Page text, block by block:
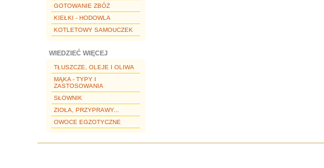
GOTOWANIE ZBÓŻ
KIEŁKI - HODOWLA
KOTLETOWY SAMOUCZEK
WIEDZIEĆ WIĘCEJ
TŁUSZCZE, OLEJE I OLIWA
MĄKA - TYPY I
ZASTOSOWANIA
SŁOWNIK
ZIOŁA, PRZYPRAWY...
OWOCE EGZOTYCZNE